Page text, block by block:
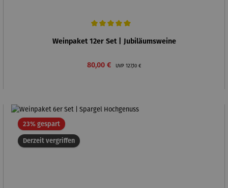
Weinpaket 12er Set | Jubiläumsweine
Verkaufspreis:
80,00 € UVP Regulärer Preis:
127,10 €
Derzeit vergriffen
23% gespartRabatt